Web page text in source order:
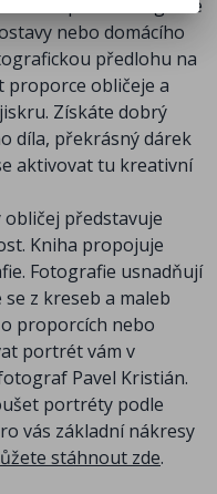
třeba podle fotografie
nebo domácího
předlohu na
obličeje a
Získáte dobrý
díla, překrásný dárek
aktivovat tu kreativní
představuje
Kniha propojuje
Fotografie usnadňují
z kreseb a maleb
proporcích nebo
portrét vám v
Pavel Kristián.
portréty podle
vás základní nákresy
stáhnout zde.